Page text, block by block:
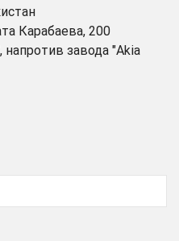
Карабаева, 200
завода "Akia